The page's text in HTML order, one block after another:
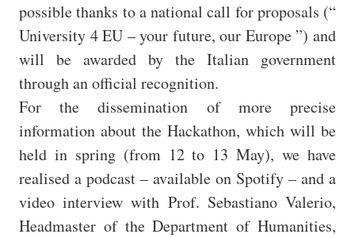
possible thanks to a national call for proposals (“
University 4 EU – your future, our Europe ”) and
will be awarded by the Italian government
through an official recognition.
For the dissemination of more precise
information about the Hackathon, which will be
held in spring (from 12 to 13 May), we have
realised a podcast – available on Spotify – and a
video interview with Prof. Sebastiano Valerio,
Headmaster of the Department of Humanities,